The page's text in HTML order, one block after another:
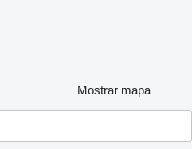
Mostrar mapa